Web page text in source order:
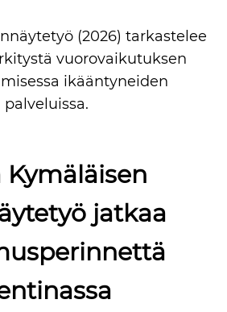
(2026) tarkastelee
vuorovaikutuksen
ikääntyneiden
palveluissa.
Kymäläisen
jatkaa